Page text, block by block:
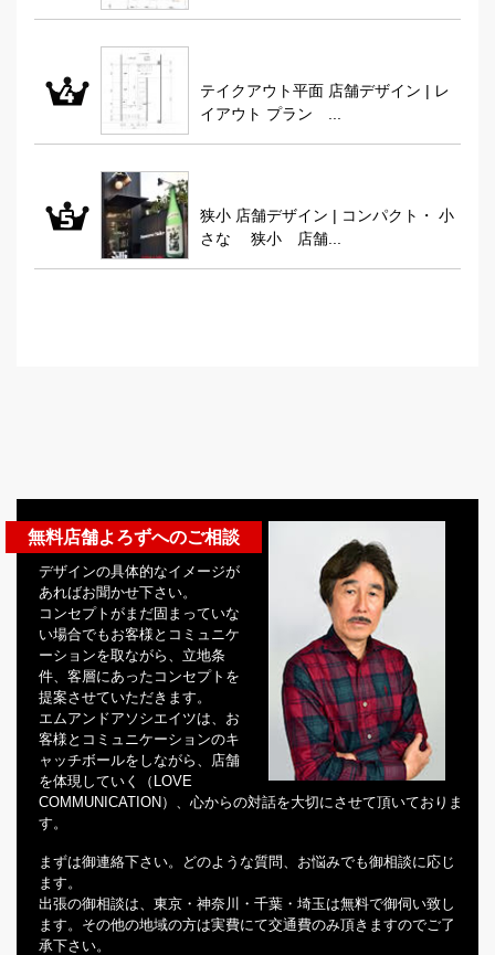
テイクアウト平面 店舗デザイン | レ
イアウト プラン ...
狭小 店舗デザイン | コンパクト・ 小
さな 狭小 店舗...
無料店舗よろずへのご相談
デザインの具体的なイメージが
あればお聞かせ下さい。
コンセプトがまだ固まっていな
い場合でもお客様とコミュニケ
ーションを取ながら、立地条
件、客層にあったコンセプトを
提案させていただきます。
エムアンドアソシエイツは、お
客様とコミュニケーションのキ
ャッチボールをしながら、店舗
を体現していく（LOVE
COMMUNICATION）、心からの対話を大切にさせて頂いておりま
す。
まずは御連絡下さい。どのような質問、お悩みでも御相談に応じ
ます。
出張の御相談は、東京・神奈川・千葉・埼玉は無料で御伺い致し
ます。その他の地域の方は実費にて交通費のみ頂きますのでご了
承下さい。